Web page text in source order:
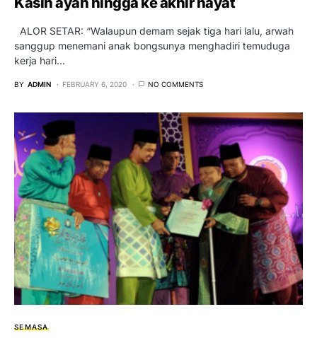
ALOR SETAR: “Walaupun demam sejak tiga hari lalu, arwah
sanggup menemani anak bongsunya menghadiri temuduga
kerja hari…
BY ADMIN FEBRUARY 6, 2020 NO COMMENTS
SEMASA